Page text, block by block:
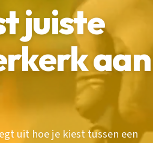
juiste
aan
uit hoe je kiest tussen een